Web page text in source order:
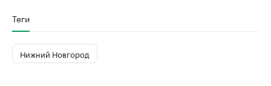
Теги
Нижний Новгород